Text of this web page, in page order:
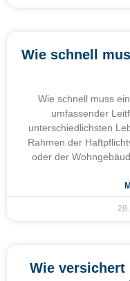
Wie schnell
Wie schnell muss
umfassender
unterschiedlichsten
Rahmen der
oder der
Wie versichert